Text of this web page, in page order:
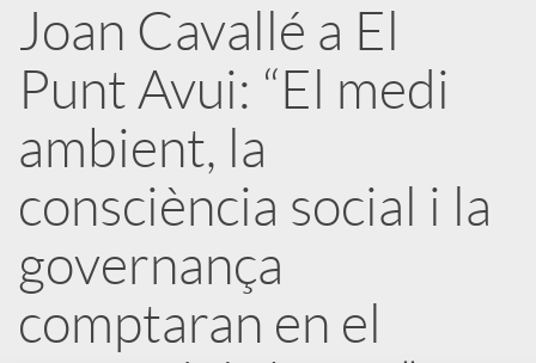
r
x
e
s
Joan Cavallé a El
Punt Avui: “El medi
ambient, la
consciència social i la
governança
comptaran en el